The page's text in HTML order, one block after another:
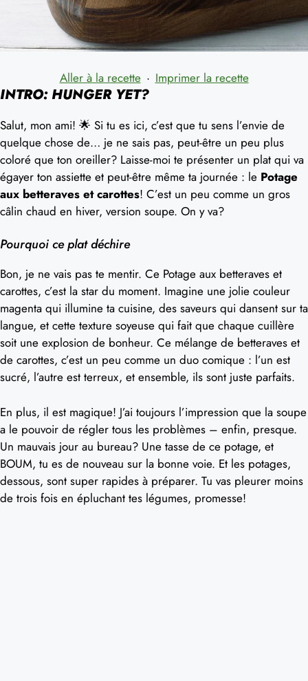
Aller à la recette · Imprimer la recette
INTRO: HUNGER YET?
Salut, mon ami! 🌟 Si tu es ici, c’est que tu sens l’envie de
quelque chose de… je ne sais pas, peut-être un peu plus
coloré que ton oreiller? Laisse-moi te présenter un plat qui va
égayer ton assiette et peut-être même ta journée : le Potage
aux betteraves et carottes! C’est un peu comme un gros
câlin chaud en hiver, version soupe. On y va?
Pourquoi ce plat déchire
Bon, je ne vais pas te mentir. Ce Potage aux betteraves et
carottes, c’est la star du moment. Imagine une jolie couleur
magenta qui illumine ta cuisine, des saveurs qui dansent sur ta
langue, et cette texture soyeuse qui fait que chaque cuillère
soit une explosion de bonheur. Ce mélange de betteraves et
de carottes, c’est un peu comme un duo comique : l’un est
sucré, l’autre est terreux, et ensemble, ils sont juste parfaits.
En plus, il est magique! J’ai toujours l’impression que la soupe
a le pouvoir de régler tous les problèmes – enfin, presque.
Un mauvais jour au bureau? Une tasse de ce potage, et
BOUM, tu es de nouveau sur la bonne voie. Et les potages,
dessous, sont super rapides à préparer. Tu vas pleurer moins
de trois fois en épluchant tes légumes, promesse!